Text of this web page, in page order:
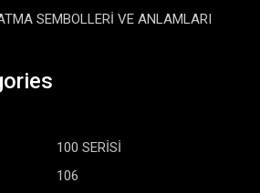
SEMBOLLERİ VE ANLAMLARI
100 SERİSİ
106